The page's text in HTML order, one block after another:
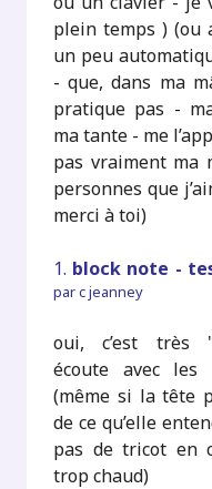
plein temps ) (ou
un peu
- que, dans ma
pratique pas -
ma tante - me
pas vraiment ma
personnes que
merci à toi)
1. block note -
parc jeanney
oui, c’est très
écoute avec
(même si la tête
de ce qu’elle
pas de tricot en
trop chaud)